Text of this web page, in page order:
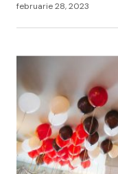
februarie 28, 2023